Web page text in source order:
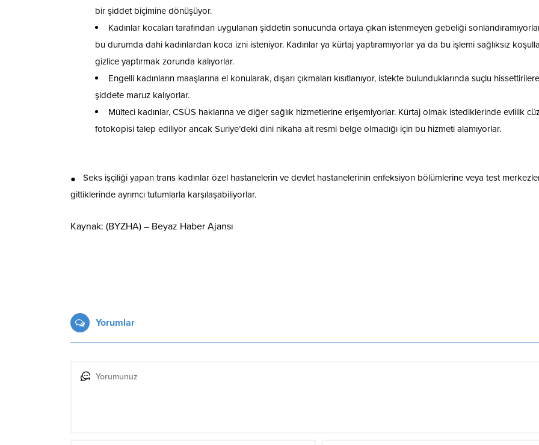
bir şiddet biçimine dönüşüyor.
Kadınlar kocaları tarafından uygulanan şiddetin sonucunda ortaya çıkan istenmeyen gebeliği
bu durumda dahi kadınlardan koca izni isteniyor. Kadınlar ya kürtaj yaptıramıyorlar ya da bu işlemi sağlıksız
gizlice yaptırmak zorunda kalıyorlar.
Engelli kadınların maaşlarına el konularak, dışarı çıkmaları kısıtlanıyor, istekte bulunduklarında suçlu
şiddete maruz kalıyorlar.
Mülteci kadınlar, CSÜS haklarına ve diğer sağlık hizmetlerine erişemiyorlar. Kürtaj olmak istediklerinde evlilik
fotokopisi talep ediliyor ancak Suriye’deki dini nikaha ait resmi belge olmadığı için bu hizmeti alamıyorlar.
●
Seks işçiliği yapan trans kadınlar özel hastanelerin ve devlet hastanelerinin enfeksiyon bölümlerine veya test
gittiklerinde ayrımcı tutumlarla karşılaşabiliyorlar.
Kaynak: (BYZHA) – Beyaz Haber Ajansı
Yorumlar